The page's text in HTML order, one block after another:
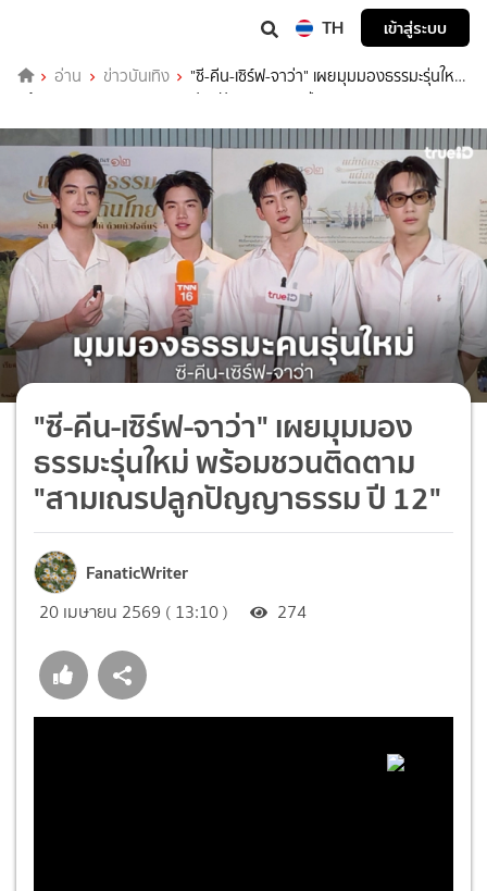
TH เข้าสู่ระบบ
อ่าน ข่าวบันเทิง
"ซี-คีน-เซิร์ฟ-จาว่า" เผยมุมมองธรรมะรุ่นใหม่
พร้อมชวนติดตาม "สามเณรปลูกปัญญาธรรม ปี 12"
"ซี-คีน-เซิร์ฟ-จาว่า" เผยมุมมอง
ธรรมะรุ่นใหม่ พร้อมชวนติดตาม
"สามเณรปลูกปัญญาธรรม ปี 12"
FanaticWriter
20 เมษายน 2569 ( 13:10 ) 274